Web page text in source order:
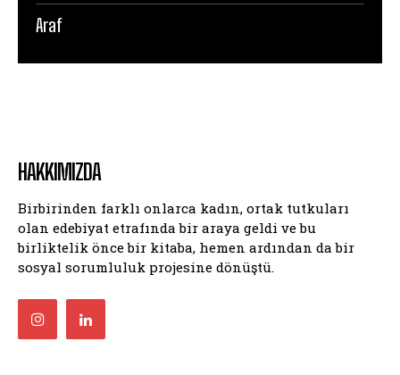
Araf
HAKKIMIZDA
Birbirinden farklı onlarca kadın, ortak tutkuları
olan edebiyat etrafında bir araya geldi ve bu
birliktelik önce bir kitaba, hemen ardından da bir
sosyal sorumluluk projesine dönüştü.